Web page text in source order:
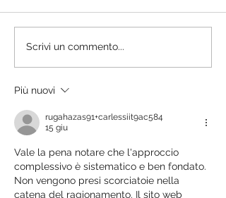
Chrome-free auto leather
drying presented at Stuttgart
conference
Scrivi un commento...
Più nuovi
rugahazas91+carlessiit9ac584
15 giu
Vale la pena notare che l'approccio
complessivo è sistematico e ben fondato.
Non vengono presi scorciatoie nella
catena del ragionamento. Il sito web